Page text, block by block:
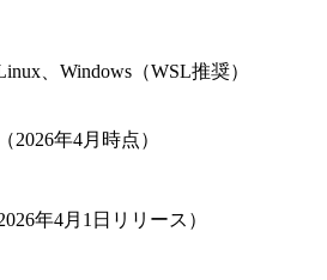
、Windows（WSL推奨）
2026年4月時点）
年4月1日リリース）